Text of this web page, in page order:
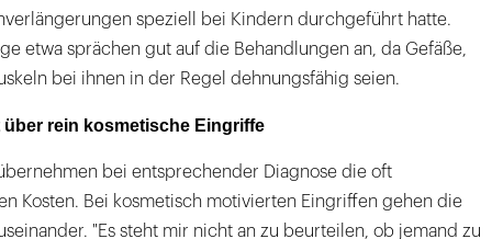
speziell bei Kindern durchgeführt hatte.
etwa sprächen gut auf die Behandlungen an, da Gefäße,
bei ihnen in der Regel dehnungsfähig seien.
über rein kosmetische Eingriffe
bei entsprechender Diagnose die oft
Kosten. Bei kosmetisch motivierten Eingriffen gehen die
"Es steht mir nicht an zu beurteilen, ob jemand zu